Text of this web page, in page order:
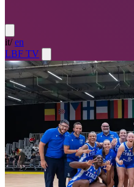
it/ en
LBF TV